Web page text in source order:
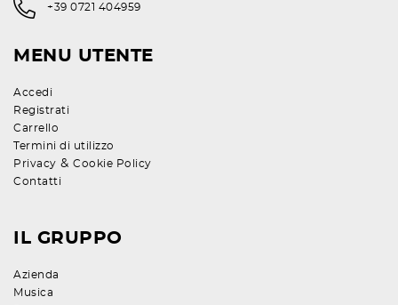
+39 0721 404959
MENU UTENTE
Accedi
Registrati
Carrello
Termini di utilizzo
Privacy & Cookie Policy
Contatti
IL GRUPPO
Azienda
Musica